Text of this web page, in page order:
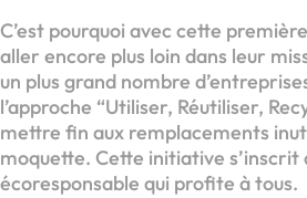
C’est pourquoi avec cette
aller encore plus loin dans leur
un plus grand nombre
l’approche “Utiliser, Réutiliser,
mettre fin aux remplacements
moquette. Cette initiative s’inscrit
écoresponsable qui profite à tous.